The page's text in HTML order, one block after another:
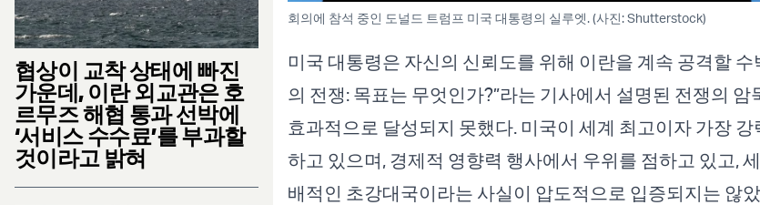
협상이 교착 상태에 빠진
가운데, 이란 외교관은 호
르무즈 해협 통과 선박에
‘서비스 수수료’를 부과할
것이라고 밝혀
회의에 참석 중인 도널드 트럼프 미국 대통령의 실루엣. (사진: Shutterstock)
미국 대통령은 자신의 신뢰도를 위해 이란을 계속 공격할 수
의 전쟁: 목표는 무엇인가?”라는 기사에서 설명된 전쟁의 암
효과적으로 달성되지 못했다. 미국이 세계 최고이자 가장
하고 있으며, 경제적 영향력 행사에서 우위를 점하고 있고,
배적인 초강대국이라는 사실이 압도적으로 입증되지는 않